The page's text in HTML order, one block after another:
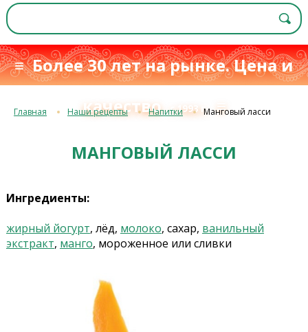
≡ Более 30 лет на рынке. Цена и
качествос 1993 г.≡
Главная Наши рецепты Напитки Манговый ласси
МАНГОВЫЙ ЛАССИ
Ингредиенты:
жирный йогурт, лёд, молоко, сахар, ванильный
экстракт, манго, мороженное или сливки